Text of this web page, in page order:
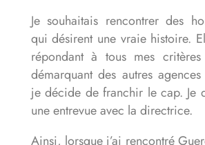
Je souhaitais rencontrer des
qui désirent une vraie histoire.
répondant à tous mes
démarquant des autres
je décide de franchir le cap. Je
une entrevue avec la directrice.
Ainsi, lorsque j’ai rencontré